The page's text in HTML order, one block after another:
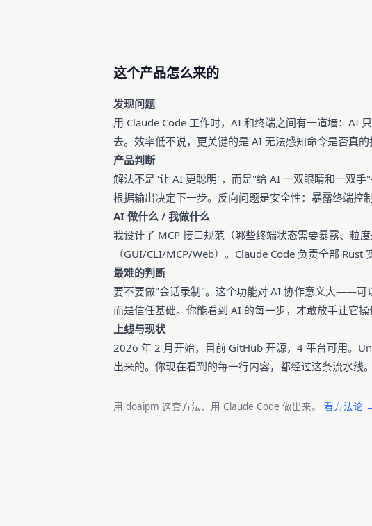
这个产品怎么来的
发现问题
用 Claude Code 工作时，AI 和终端之间有一道墙：AI
去。效率低不说，更关键的是 AI 无法感知命令是否真
产品判断
解法不是"让 AI 更聪明"，而是"给 AI 一双眼睛和一双
根据输出决定下一步。反向问题是安全性：暴露终端控
AI 做什么 / 我做什么
我设计了 MCP 接口规范（哪些终端状态需要暴露、粒
（GUI/CLI/MCP/Web）。Claude Code 负责全部
最难的判断
要不要做"会话录制"。这个功能对 AI 协作意义大——可
而是信任基础。你能看到 AI 的每一步，才敢放手让它操
上线与现状
2026 年 2 月开始，目前 GitHub 开源，4 平台可用。
出来的。你现在看到的每一行内容，都经过这条流水线
用 doaipm 这套方法、用 Claude Code 做出来。 看方法论